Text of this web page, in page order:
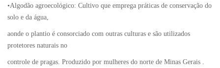
•Algodão agroecológico: Cultivo que emprega práticas de conservação do
solo e da água,
aonde o plantio é consorciado com outras culturas e são utilizados
protetores naturais no
controle de pragas. Produzido por mulheres do norte de Minas Gerais .